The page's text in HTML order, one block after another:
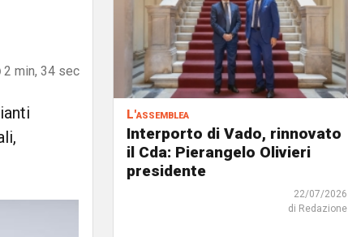
2 min, 34 sec
L'assemblea
Interporto di Vado, rinnovato
il Cda: Pierangelo Olivieri
presidente
22/07/2026
di Redazione